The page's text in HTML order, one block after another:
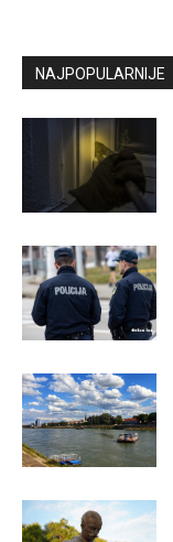
NAJPOPULARNIJE